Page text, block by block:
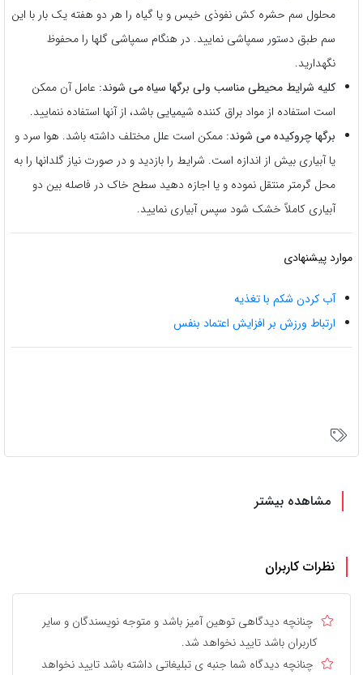
محلول سم حشره کش نفوذی خیس و یا گیاه را هر دو هفته یک بار با این
سم طبق دستور سمپاشی نمایید. در هنگام سمپاشی گلها را محفوظ
نگهدارید.
کلیه شرایط محیطی مناسب ولی برگها سیاه می شوند: عامل آن ممکن
است استفاده از مواد براق کننده شیمیایی باشد، از آنها استفاده ننمایید.
برگها چروکیده می شوند: ممکن است علل مختلف داشته باشد. هوا سرد و
یا آبیاری بیش از اندازه است. شرایط را بازدید و در صورت نیاز گلدانها را به
محل گرمتر منتقل نموده و یا اجازه دهید سطح خاک در فاصله بین دو
آبیاری کاملاً خشک شود سپس آبیاری نمایید.
موارد پیشنهادی
آب کردن شکم با تغذیه
ارتباط ورزش بر افزایش اعتماد بنفس
مشاهده بیشتر
نظرات کاربران
چنانچه دیدگاهی توهین آمیز باشد و متوجه نویسندگان و سایر
کاربران باشد تایید نخواهد شد.
چنانچه دیدگاه شما جنبه ی تبلیغاتی داشته باشد تایید نخواهد